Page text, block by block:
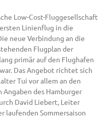
Low-Cost-Fluggesellschaft
Linienflug in die
neue Verbindung an die
Flugplan der
primär auf den Flughafen
Das Angebot richtet sich
Tui vor allem an den
Angaben des Hamburger
David Liebert, Leiter
laufenden Sommersaison